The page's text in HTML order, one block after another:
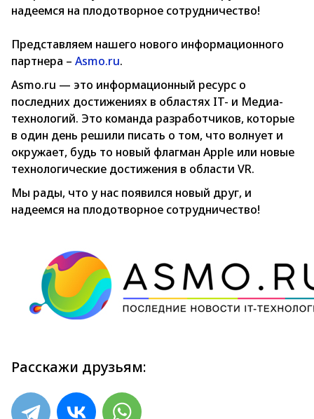
надеемся на плодотворное сотрудничество!
Представляем нашего нового информационного
партнера – Asmo.ru.
Asmo.ru — это информационный ресурс о
последних достижениях в областях IT- и Медиа-
технологий. Это команда разработчиков, которые
в один день решили писать о том, что волнует и
окружает, будь то новый флагман Apple или новые
технологические достижения в области VR.
Мы рады, что у нас появился новый друг, и
надеемся на плодотворное сотрудничество!
Расскажи друзьям: